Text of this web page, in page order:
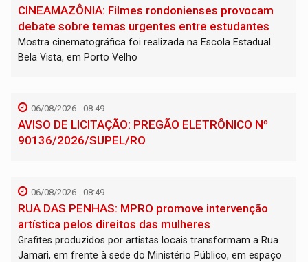
CINEAMAZÔNIA: Filmes rondonienses provocam
debate sobre temas urgentes entre estudantes
Mostra cinematográfica foi realizada na Escola Estadual
Bela Vista, em Porto Velho
06/08/2026 - 08:49
AVISO DE LICITAÇÃO: PREGÃO ELETRÔNICO Nº
90136/2026/SUPEL/RO
06/08/2026 - 08:49
RUA DAS PENHAS: MPRO promove intervenção
artística pelos direitos das mulheres
Grafites produzidos por artistas locais transformam a Rua
Jamari, em frente à sede do Ministério Público, em espaço